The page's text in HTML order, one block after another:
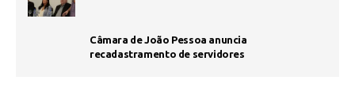
Câmara de João Pessoa anuncia
recadastramento de servidores